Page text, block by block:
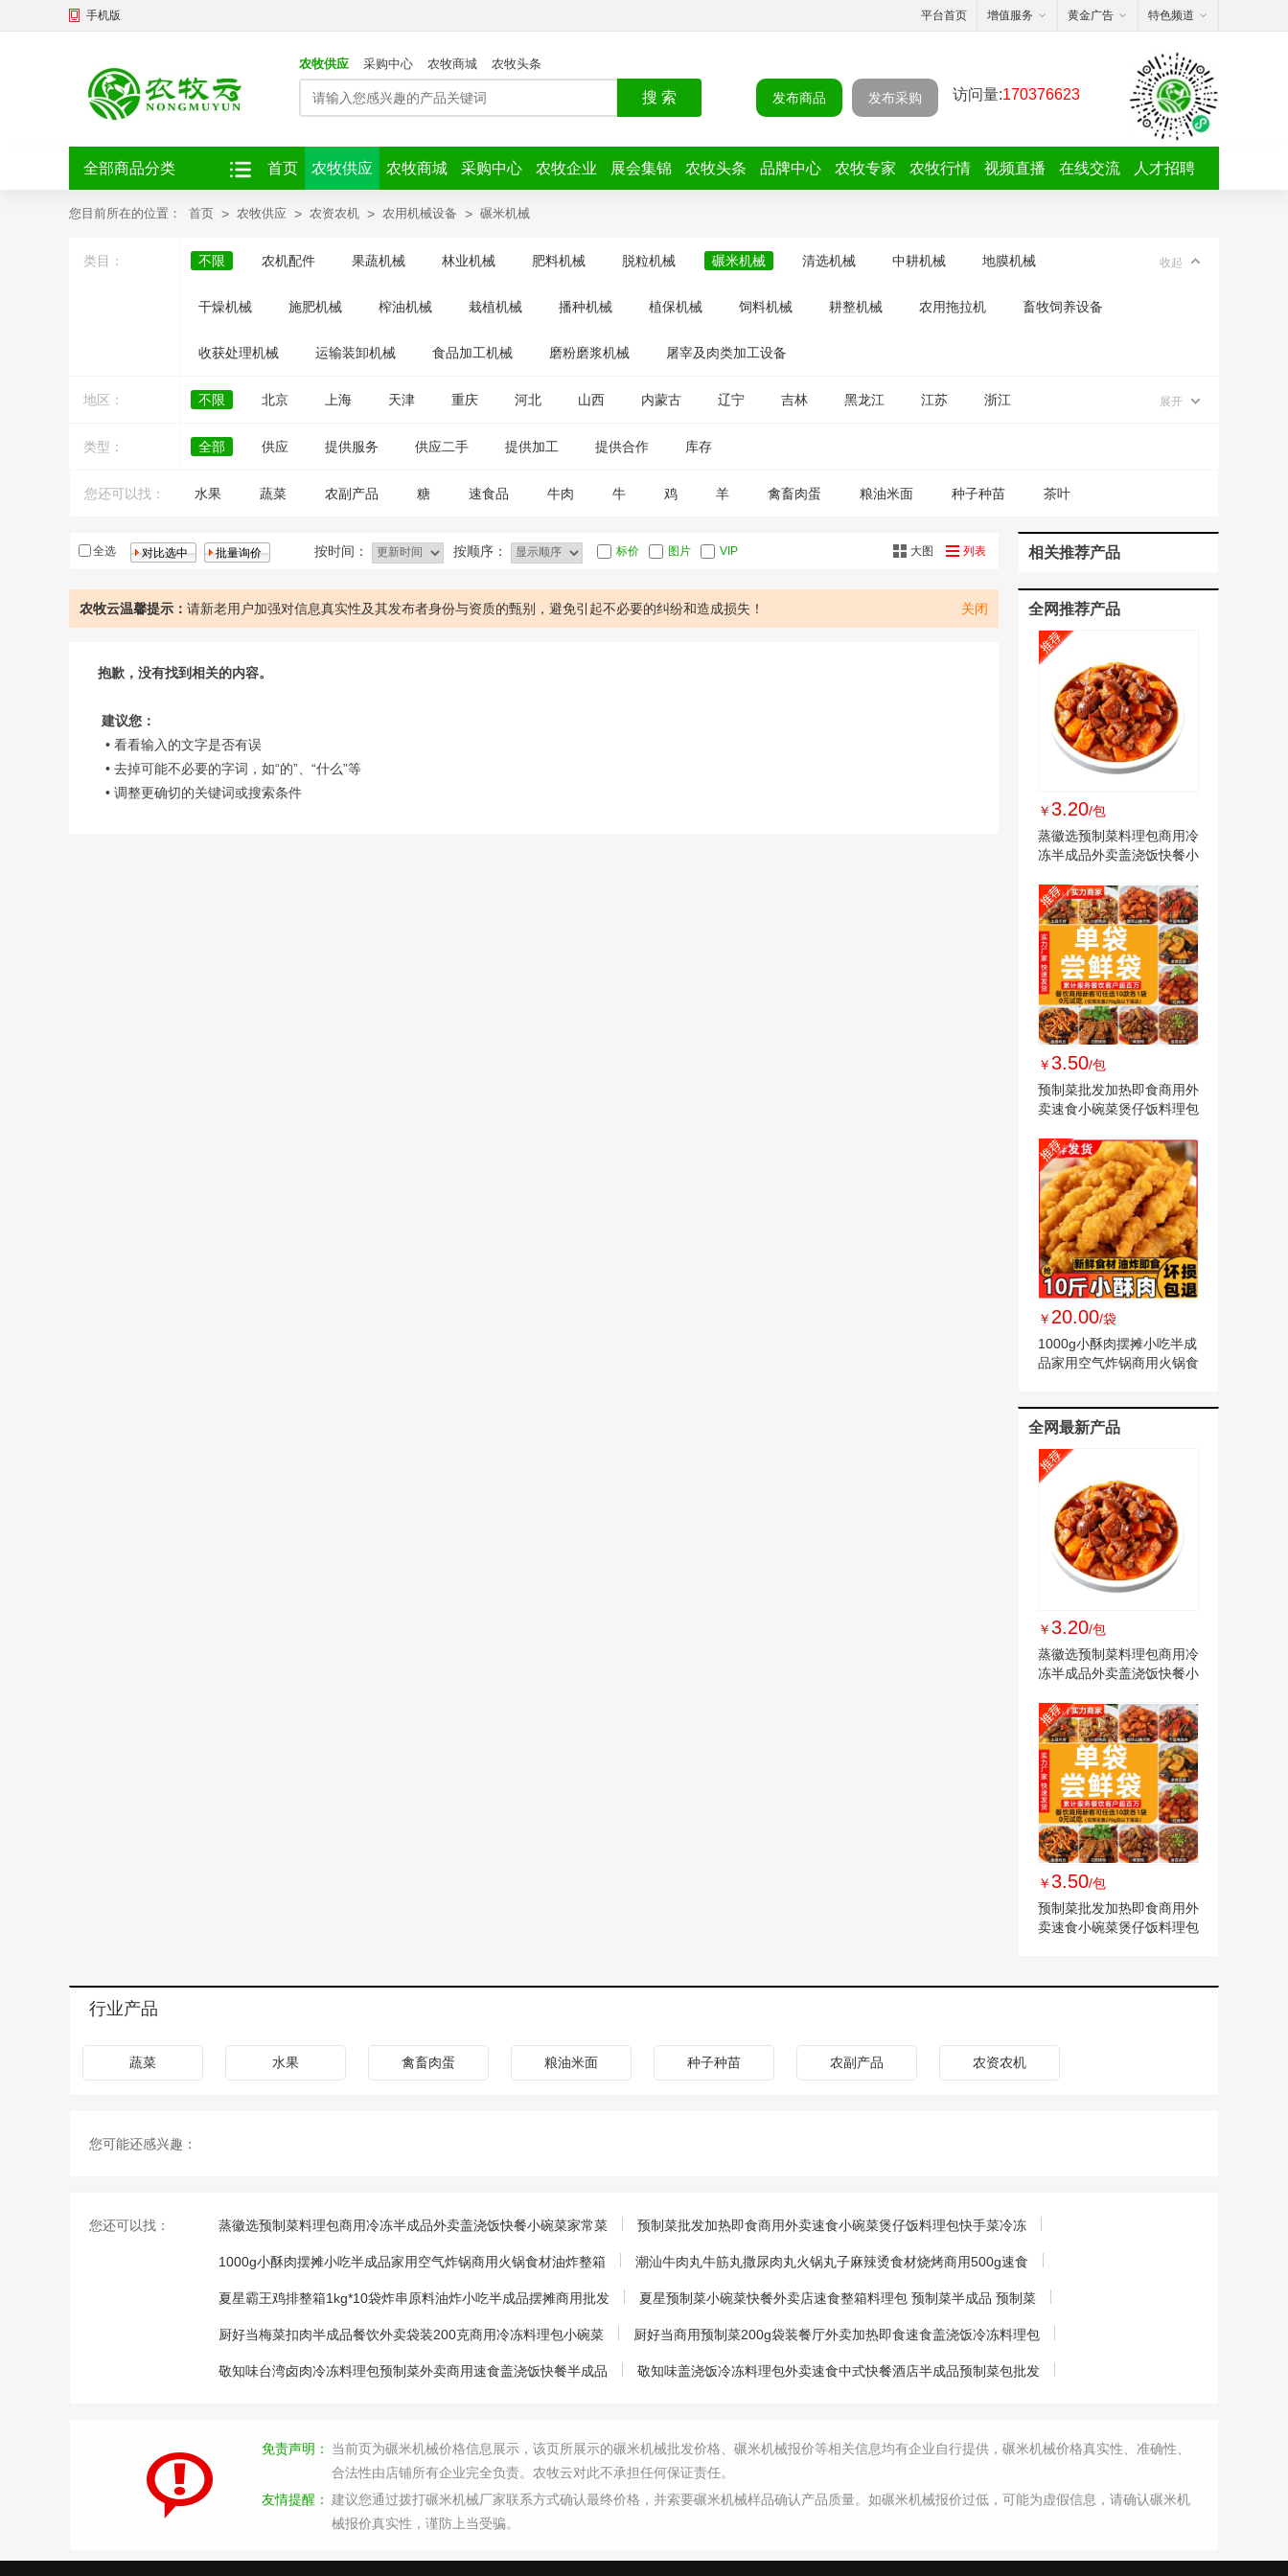
手机版 平台首页 增值服务 黄金广告 特色频道
农牧供应 采购中心 农牧商城 农牧头条
搜 索 访问量:170376623
发布采购
发布商品
全部商品分类 首页 农牧供应 农牧商城 采购中心 农牧企业 展会集锦 农牧头条 品牌中心 农牧专家 农牧行情 视频直播 在线交流 人才招聘
您目前所在的位置： 首页 > 农牧供应 > 农资农机 > 农用机械设备 > 碾米机械
类目： 不限 农机配件 果蔬机械 林业机械 肥料机械 脱粒机械 碾米机械 清选机械 中耕机械 地膜机械
干燥机械 施肥机械 榨油机械 栽植机械 播种机械 植保机械 饲料机械 耕整机械 农用拖拉机 畜牧饲养设备
收获处理机械 运输装卸机械 食品加工机械 磨粉磨浆机械 屠宰及肉类加工设备
收起
地区： 不限 北京 上海 天津 重庆 河北 山西 内蒙古 辽宁 吉林 黑龙江 江苏 浙江 展开
类型： 全部 供应 提供服务 供应二手 提供加工 提供合作 库存
您还可以找： 水果 蔬菜 农副产品 糖 速食品 牛肉 牛 鸡 羊 禽畜肉蛋 粮油米面 种子种苗 茶叶
全选 按时间： 按顺序： 标价 图片 VIP 大图 列表
农牧云温馨提示： 请新老用户加强对信息真实性及其发布者身份与资质的甄别，避免引起不必要的纠纷和造成损失！ 关闭
抱歉，没有找到相关的内容。
建议您：
• 看看输入的文字是否有误
• 去掉可能不必要的字词，如“的”、“什么”等
• 调整更确切的关键词或搜索条件
相关推荐产品
全网推荐产品
￥3.20/包
蒸徽选预制菜料理包商用冷
冻半成品外卖盖浇饭快餐小
￥3.50/包
预制菜批发加热即食商用外
卖速食小碗菜煲仔饭料理包
￥ 20.00/袋
1000g小酥肉摆摊小吃半成
品家用空气炸锅商用火锅食
全网最新产品
￥3.20/包
蒸徽选预制菜料理包商用冷
冻半成品外卖盖浇饭快餐小
￥3.50/包
预制菜批发加热即食商用外
卖速食小碗菜煲仔饭料理包
行业产品
蔬菜 水果 禽畜肉蛋 粮油米面 种子种苗 农副产品 农资农机
您可能还感兴趣：
您还可以找： 蒸徽选预制菜料理包商用冷冻半成品外卖盖浇饭快餐小碗菜家常菜 预制菜批发加热即食商用外卖速食小碗菜煲仔饭料理包快手菜冷冻
1000g小酥肉摆摊小吃半成品家用空气炸锅商用火锅食材油炸整箱 潮汕牛肉丸牛筋丸撒尿肉丸火锅丸子麻辣烫食材烧烤商用500g速食
夏星霸王鸡排整箱1kg*10袋炸串原料油炸小吃半成品摆摊商用批发 夏星预制菜小碗菜快餐外卖店速食整箱料理包 预制菜半成品 预制菜
厨好当梅菜扣肉半成品餐饮外卖袋装200克商用冷冻料理包小碗菜 厨好当商用预制菜200g袋装餐厅外卖加热即食速食盖浇饭冷冻料理包
敬知味台湾卤肉冷冻料理包预制菜外卖商用速食盖浇饭快餐半成品 敬知味盖浇饭冷冻料理包外卖速食中式快餐酒店半成品预制菜包批发
免责声明：
当前页为碾米机械价格信息展示，该页所展示的碾米机械批发价格、碾米机械报价等相关信息均有企业自行提供，碾米机械价格真实性、准确性、
合法性由店铺所有企业完全负责。农牧云对此不承担任何保证责任。
友情提醒： 建议您通过拨打碾米机械厂家联系方式确认最终价格，并索要碾米机械样品确认产品质量。如碾米机械报价过低，可能为虚假信息，请确认碾米机
械报价真实性，谨防上当受骗。